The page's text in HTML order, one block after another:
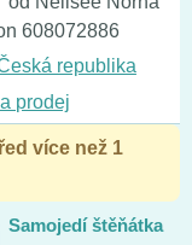
608072886
republika
prodej
více než 1
Samojedí štěňátka